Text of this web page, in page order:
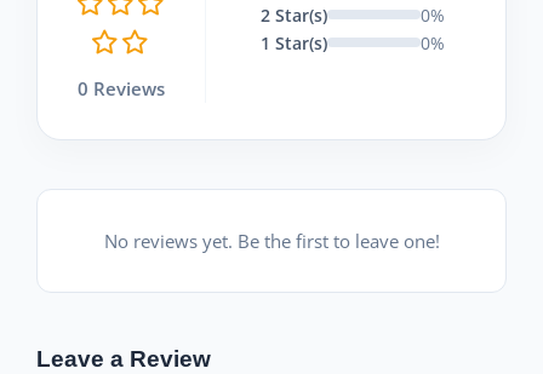
0 Reviews
2 Star(s)
0%
1 Star(s)
0%
No reviews yet. Be the first to leave one!
Leave a Review